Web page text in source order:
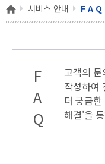
홈 서비스 안내 F A Q
F
A
Q
고객의
작성하여
더 궁금
해결'을